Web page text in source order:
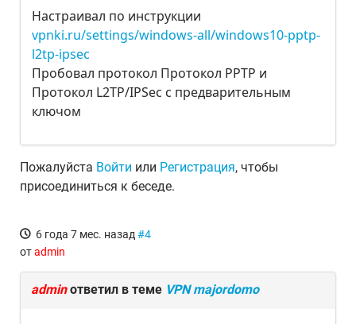
Настраивал по инструкции
vpnki.ru/settings/windows-all/windows10-pptp-
l2tp-ipsec
Пробовал протокол Протокол PPTP и
Протокол L2TP/IPSec с предварительным
ключом
Пожалуйста Войти или Регистрация, чтобы
присоединиться к беседе.
6 года 7 мес. назад #4
отadmin
adminответил в теме VPN majordomo